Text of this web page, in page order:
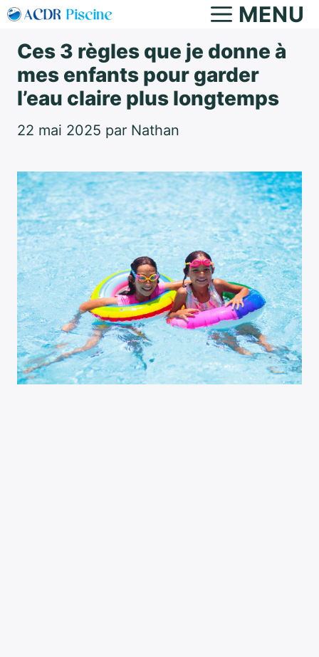
Aller
contenu
MENU
Ces 3 règles que je donne à
mes enfants pour garder
l’eau claire plus longtemps
22 mai 2025 par Nathan